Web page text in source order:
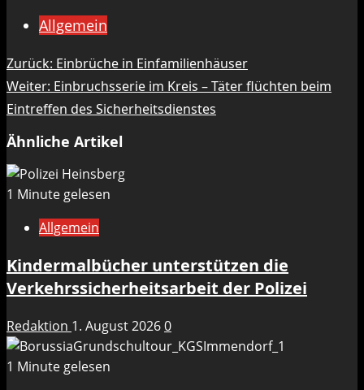
Allgemein
Beitragsnavigation
Zurück: Einbrüche in Einfamilienhäuser
Weiter: Einbruchsserie im Kreis – Täter flüchten beim
Eintreffen des Sicherheitsdienstes
Ähnliche Artikel
1 Minute gelesen
Allgemein
Kindermalbücher unterstützen die
Verkehrssicherheitsarbeit der Polizei
Redaktion 1. August 20260
1 Minute gelesen